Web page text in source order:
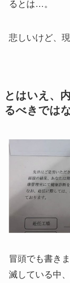
るとは…。
悲しいけど、
とはいえ、
るべきでは
冒頭でも書き
滅している中